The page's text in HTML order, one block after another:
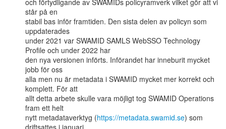
och förtydligande av SWAMIDs policyramverk vilket gör att vi
står på en
stabil bas inför framtiden. Den sista delen av policyn som
uppdaterades
under 2021 var SWAMID SAMLS WebSSO Technology
Profile och under 2022 har
den nya versionen införts. Införandet har inneburit mycket
jobb för oss
alla men nu är metadata i SWAMID mycket mer korrekt och
komplett. För att
allt detta arbete skulle vara möjligt tog SWAMID Operations
fram ett helt
nytt metadataverktyg (https://metadata.swamid.se) som
driftsattes i januari